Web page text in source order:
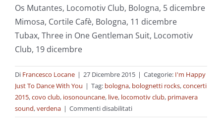
Os Mutantes, Locomotiv Club, Bologna, 5 dicembre
Mimosa, Cortile Cafè, Bologna, 11 dicembre
Tubax, Three in One Gentleman Suit, Locomotiv
Club, 19 dicembre
Di Francesco Locane | 27 Dicembre 2015 | Categorie: I'm Happy
Just To Dance With You | Tag: bologna, bolognetti rocks,concerti
2015,covo club, iosonouncane, live, locomotiv club, primavera
sound,verdena | Commenti disabilitatisu
Un